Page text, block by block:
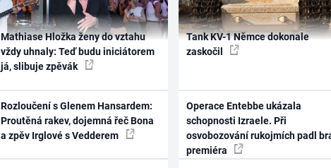
Mathiase Hložka ženy do vztahu
vždy uhnaly: Teď budu iniciátorem
já, slibuje zpěvák
Rozloučení s Glenem Hansardem:
Proutěná rakev, dojemná řeč Bona
a zpěv Irglové s Vedderem
Tank KV-1 Němce dokonale
zaskočil
Operace Entebbe ukázala
schopnosti Izraele. Při
osvobozování rukojmích padl
premiéra